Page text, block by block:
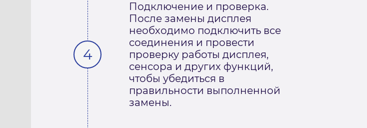
Подключение и проверка.
После замены дисплея
необходимо подключить все
соединения и провести
проверку работы дисплея,
сенсора и других функций,
чтобы убедиться в
правильности выполненной
замены.